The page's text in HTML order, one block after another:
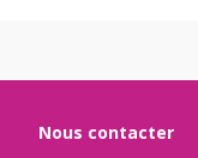
Nous contacter